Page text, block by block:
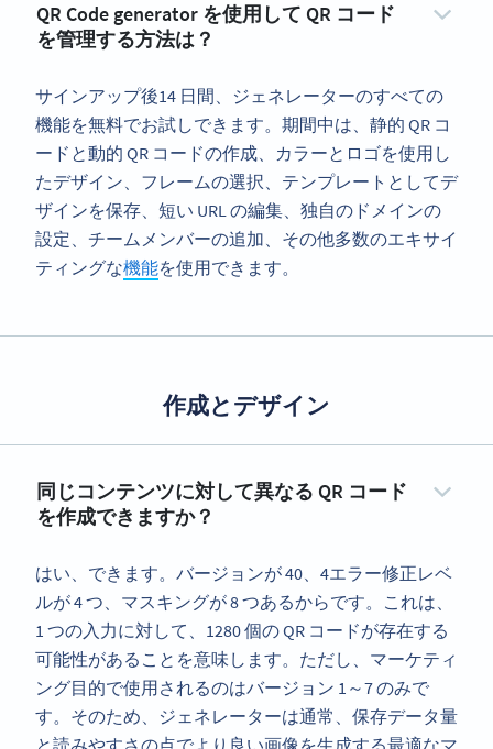
QR Code generator を使用して QR コード
を管理する方法は？
サインアップ後14 日間、ジェネレーターのすべての
機能を無料でお試しできます。期間中は、静的 QR コ
ードと動的 QR コードの作成、カラーとロゴを使用し
たデザイン、フレームの選択、テンプレートとしてデ
ザインを保存、短い URL の編集、独自のドメインの
設定、チームメンバーの追加、その他多数のエキサイ
ティングな機能を使用できます。
作成とデザイン
同じコンテンツに対して異なる QR コード
を作成できますか？
はい、できます。バージョンが 40、4エラー修正レベ
ルが 4 つ、マスキングが 8 つあるからです。これは、
1 つの入力に対して、1280 個の QR コードが存在する
可能性があることを意味します。ただし、マーケティ
ング目的で使用されるのはバージョン 1～7 のみで
す。そのため、ジェネレーターは通常、保存データ量
と読みやすさの点でより良い画像を生成する最適なマ